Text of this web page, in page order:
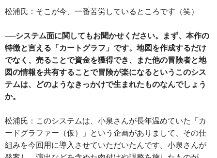
松浦氏：そこが今、一番苦労しているところです（笑）
──システム面に関してもお聞かせください。まず、本作の
特徴と言える「カートグラフ」です。地図を作成するだけ
でなく、売ることで資金を獲得でき、また他の冒険者と地
図の情報を共有することで冒険が楽になるというこのシス
テムは、どのようなきっかけで生まれたものなんでしょう
か。
松浦氏：このシステムは、小泉さんが長年温めていた「カ
ードグラファー（仮）」という企画がありまして、その仕
組みを今回用に導入させていただいたんです。小泉さんが